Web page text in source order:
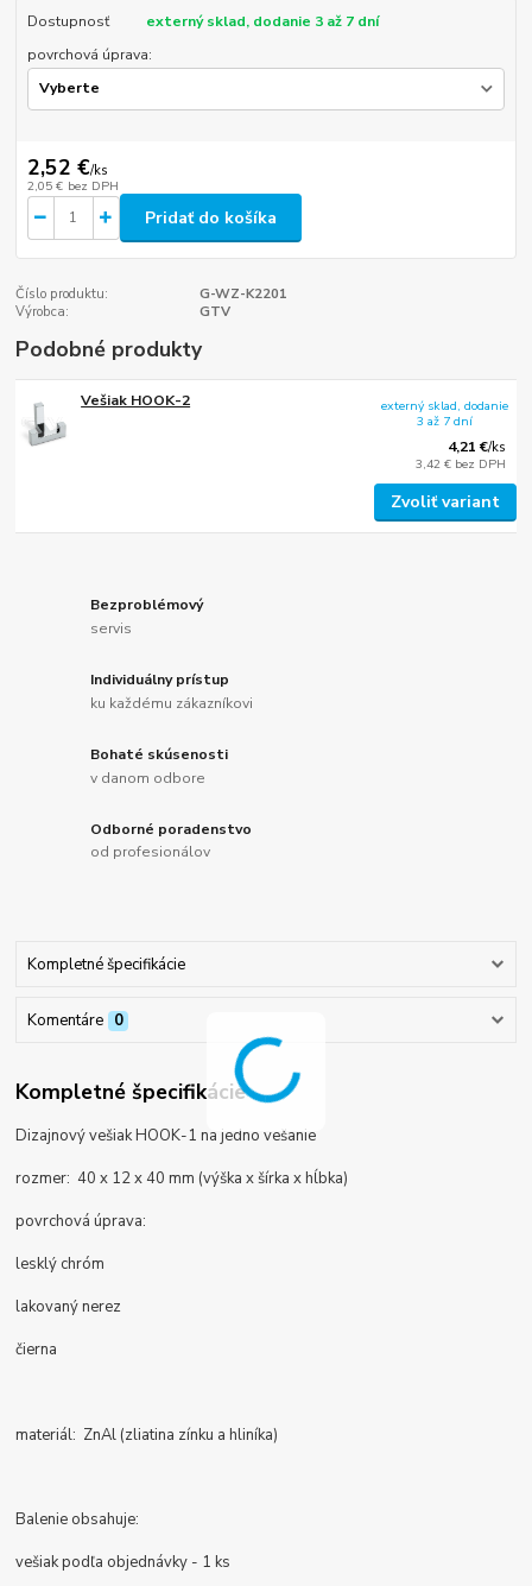
Dostupnosť
externý sklad, dodanie 3 až 7 dní
povrchová úprava:
2,52 €/ks
2,05 € bez DPH
Pridať do košíka
Číslo produktu:
G-WZ-K2201
Výrobca:
GTV
Podobné produkty
Vešiak HOOK-2
4,21 €/ks
3,42 € bez DPH
externý sklad, dodanie
3 až 7 dní
Zvoliť variant
Bezproblémový
servis
Individuálny prístup
ku každému zákazníkovi
Bohaté skúsenosti
v danom odbore
Odborné poradenstvo
od profesionálov
Kompletné špecifikácie
Komentáre 0
Kompletné špecifikácie
Dizajnový vešiak HOOK-1 na jedno vešanie
rozmer: 40 x 12 x 40 mm (výška x šírka x hĺbka)
povrchová úprava:
lesklý chróm
lakovaný nerez
čierna
materiál: ZnAl (zliatina zínku a hliníka)
Balenie obsahuje:
vešiak podľa objednávky - 1 ks